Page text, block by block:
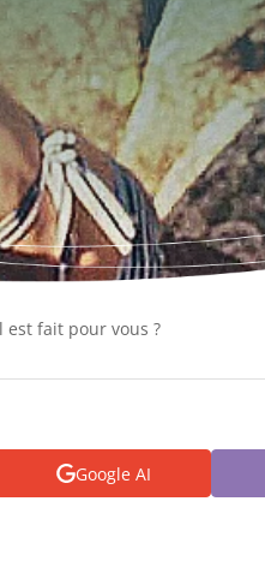
fait pour vous ?
Google AI